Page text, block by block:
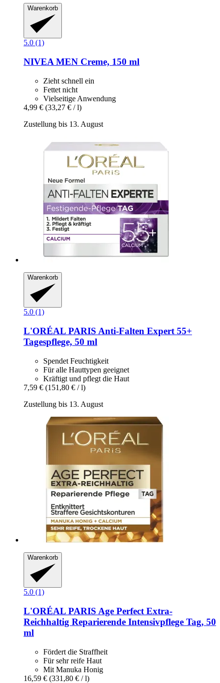
Warenkorb
5.0 (1)
NIVEA MEN Creme, 150 ml
Zieht schnell ein
Fettet nicht
Vielseitige Anwendung
4,99 € (33,27 € / l)
Zustellung bis 13. August
Warenkorb
5.0 (1)
L'ORÉAL PARIS Anti-​Falten Expert 55+
Tagespflege, 50 ml
Spendet Feuchtigkeit
Für alle Hauttypen geeignet
Kräftigt und pflegt die Haut
7,59 € (151,80 € / l)
Zustellung bis 13. August
Warenkorb
5.0 (1)
L'ORÉAL PARIS Age Perfect Extra-​
Reichhaltig Reparierende Intensivpflege Tag, 50
ml
Fördert die Straffheit
Für sehr reife Haut
Mit Manuka Honig
16,59 € (331,80 € / l)